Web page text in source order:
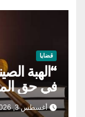
قضايا
“الهبة
في حق
أغسطس 3, 2026